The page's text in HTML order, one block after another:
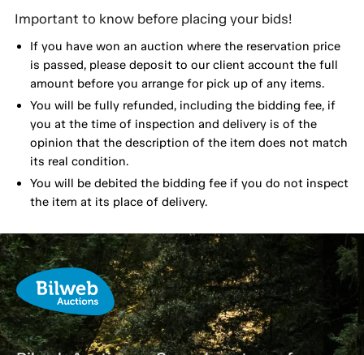
Important to know before placing your bids!
If you have won an auction where the reservation price
is passed, please deposit to our client account the full
amount before you arrange for pick up of any items.
You will be fully refunded, including the bidding fee, if
you at the time of inspection and delivery is of the
opinion that the description of the item does not match
its real condition.
You will be debited the bidding fee if you do not inspect
the item at its place of delivery.